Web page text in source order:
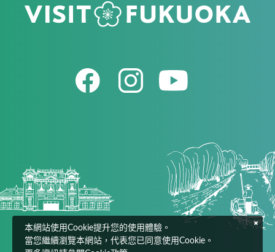
本網站使用Cookie提升您的使用體驗。
當您繼續瀏覽本網站，代表您已同意使用Cookie。